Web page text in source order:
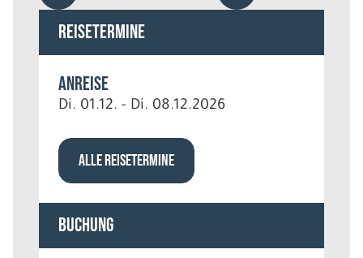
Reisetermine
Anreise
Di. 01.12. - Di. 08.12.2026
ALLE REISETERMINE
Buchung